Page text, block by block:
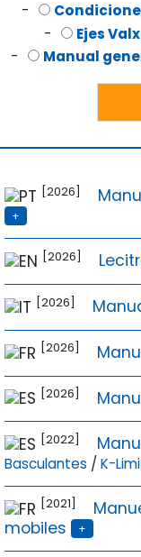
-
-
Ejes Valx
-
Manual
[2026]
+
[2026]
[2026]
[2026]
[2026]
[2022]
Basculantes / K-
[2021]
mobiles
+